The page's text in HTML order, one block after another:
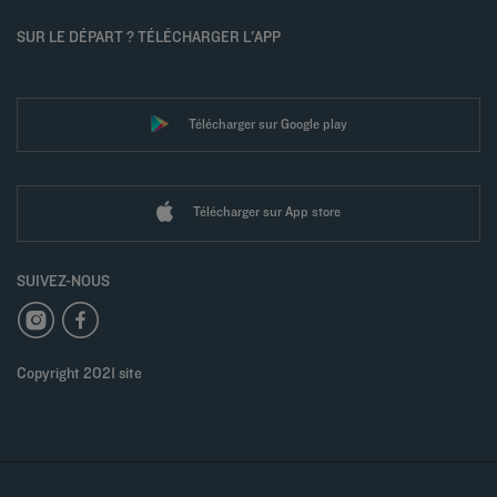
SUR LE DÉPART ? TÉLÉCHARGER L'APP
Télécharger sur Google play
Télécharger sur App store
SUIVEZ-NOUS
Copyright 2021 site